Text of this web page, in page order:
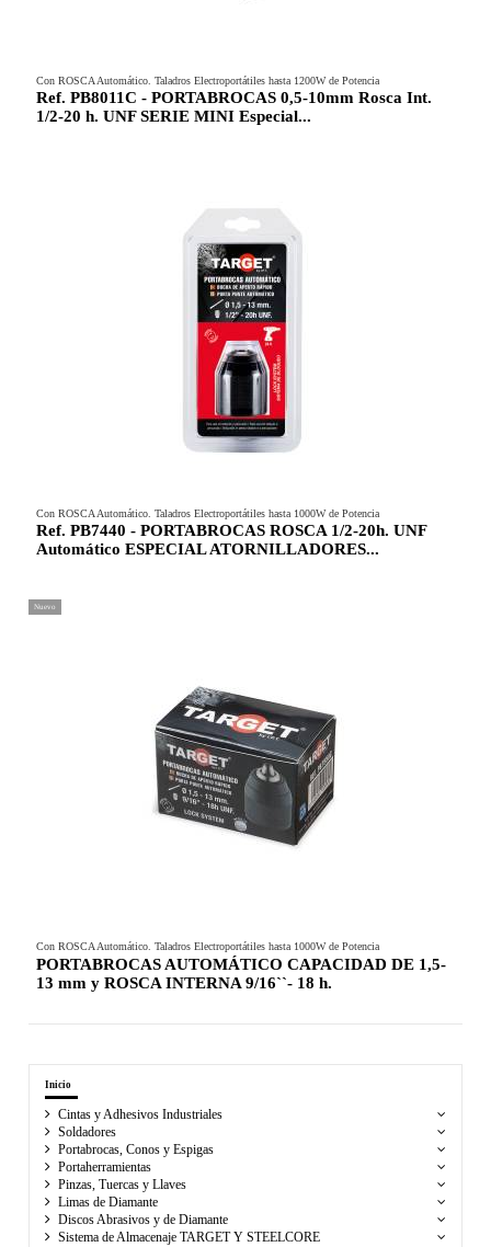
Con ROSCA Automático. Taladros Electroportátiles hasta 1200W de Potencia
Ref. PB8011C - PORTABROCAS 0,5-10mm Rosca Int.
1/2-20 h. UNF SERIE MINI Especial...
Con ROSCA Automático. Taladros Electroportátiles hasta 1000W de Potencia
Ref. PB7440 - PORTABROCAS ROSCA 1/2-20h. UNF
Automático ESPECIAL ATORNILLADORES...
Nuevo
Con ROSCA Automático. Taladros Electroportátiles hasta 1000W de Potencia
PORTABROCAS AUTOMÁTICO CAPACIDAD DE 1,5-
13 mm y ROSCA INTERNA 9/16``- 18 h.
Inicio
Cintas y Adhesivos Industriales
Soldadores
Portabrocas, Conos y Espigas
Portaherramientas
Pinzas, Tuercas y Llaves
Limas de Diamante
Discos Abrasivos y de Diamante
Sistema de Almacenaje TARGET Y STEELCORE